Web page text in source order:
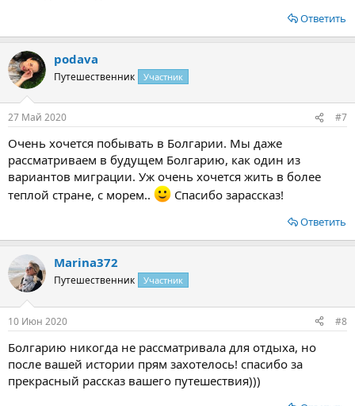
Ответить
podava
Путешественник Участник
27 Май 2020 #7
Очень хочется побывать в Болгарии. Мы даже
рассматриваем в будущем Болгарию, как один из
вариантов миграции. Уж очень хочется жить в более
теплой стране, с морем..
Спасибо зарассказ!
Ответить
Marina372
Путешественник Участник
10 Июн 2020 #8
Болгарию никогда не рассматривала для отдыха, но
после вашей истории прям захотелось! спасибо за
прекрасный рассказ вашего путешествия)))